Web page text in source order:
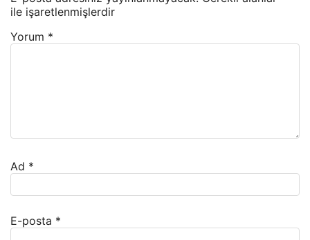
ile işaretlenmişlerdir
Yorum *
Ad *
E-posta *